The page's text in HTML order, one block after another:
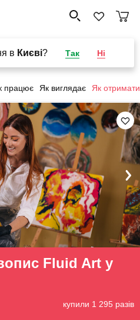
в Києві? Так Ні
працює Як виглядає Як отримати
Fluid Art у
купили 1 295 разів